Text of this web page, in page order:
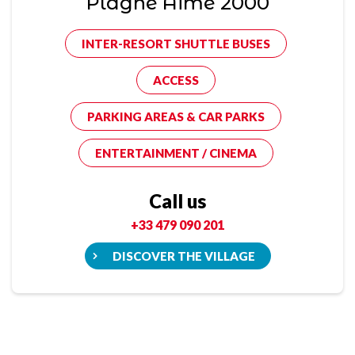
INTER-RESORT SHUTTLE BUSES
ACCESS
PARKING AREAS & CAR PARKS
ENTERTAINMENT / CINEMA
Call us
+33 479 090 201
DISCOVER THE VILLAGE